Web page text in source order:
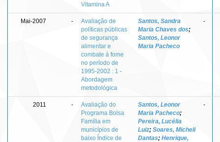
Vitamina A
Mai-2007 -
Avaliação de
políticas públicas
de segurança
alimentar e
combate à fome
no período de
1995-2002 : 1 -
Abordagem
metodológica
Santos, Sandra
Maria Chaves dos;
Santos, Leonor
Maria Pacheco
-
2011 -
Avaliação do
Programa Bolsa
Família em
municípios de
baixo Índice de
Santos, Leonor
Maria Pacheco;
Pereira, Lucélia
Luiz; Soares, Micheli
Dantas; Henrique,
-